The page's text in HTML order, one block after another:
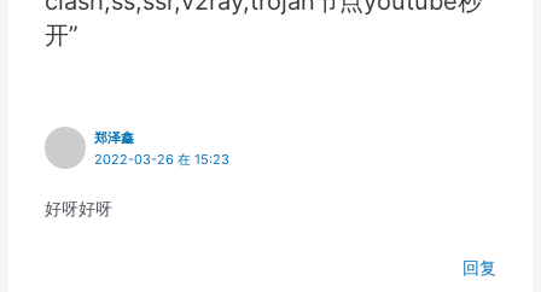
开”
郑泽鑫
2022-03-26 在 15:23
好呀好呀
回复